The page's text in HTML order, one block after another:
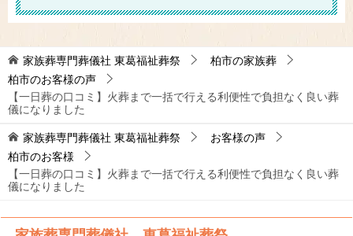
家族葬専門葬儀社 東葛福祉葬祭
柏市の家族葬
柏市のお客様の声
【一日葬の口コミ】火葬まで一括で行える利便性で負担なく良い葬
儀になりました
家族葬専門葬儀社 東葛福祉葬祭
お客様の声
柏市のお客様
【一日葬の口コミ】火葬まで一括で行える利便性で負担なく良い葬
儀になりました